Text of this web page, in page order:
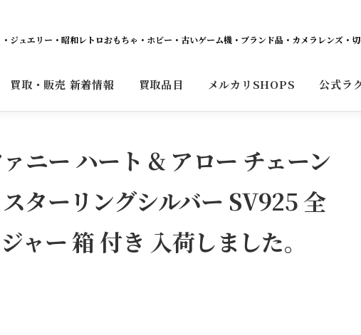
ジュエリー・昭和レトロおもちゃ・ホビー・古いゲーム機・ブランド品・カメラレンズ・
買取・販売 新着情報 買取品目 メルカリSHOPS 公式ラ
ニー ハート & アロー チェーン
ターリングシルバー SV925 全
ャー 箱 付き 入荷しました。